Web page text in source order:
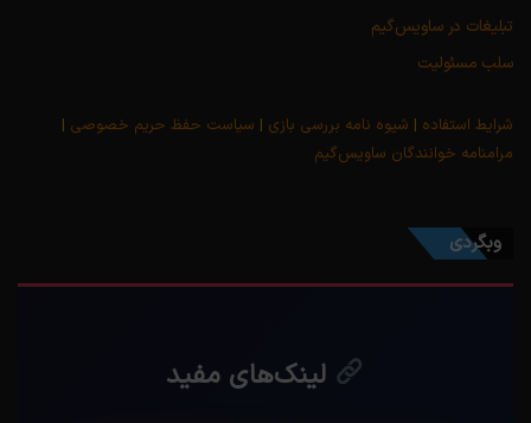
تبلیغات در ساویس‌گیم
سلب مسئولیت
شرایط استفاده | شیوه نامه بررسی بازی | سیاست حفظ حریم خصوصی |
مرامنامه خوانندگان ساویس‌گیم
وبگردی
لینک‌های مفید